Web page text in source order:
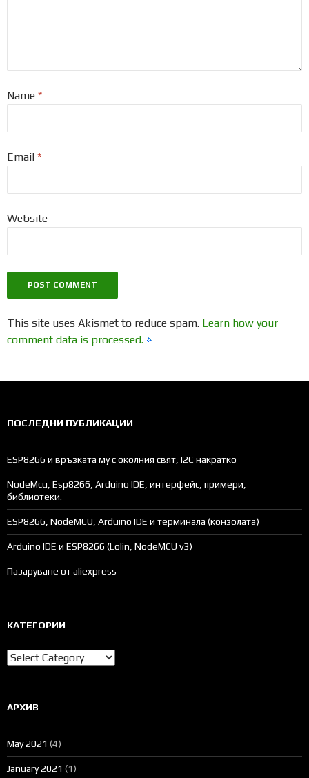
Name *
Email *
Website
This site uses Akismet to reduce spam. Learn how your
comment data is processed.
ПОСЛЕДНИ ПУБЛИКАЦИИ
ESP8266 и връзката му с околния свят, I2C накратко
NodeMcu, Esp8266, Arduino IDE, интерфейс, примери,
библиотеки.
ESP8266, NodeMCU, Arduino IDE и терминала (конзолата)
Arduino IDE и ESP8266 (Lolin, NodeMCU v3)
Пазаруване от aliexpress
КАТЕГОРИИ
Категории
АРХИВ
May 2021 (4)
January 2021 (1)